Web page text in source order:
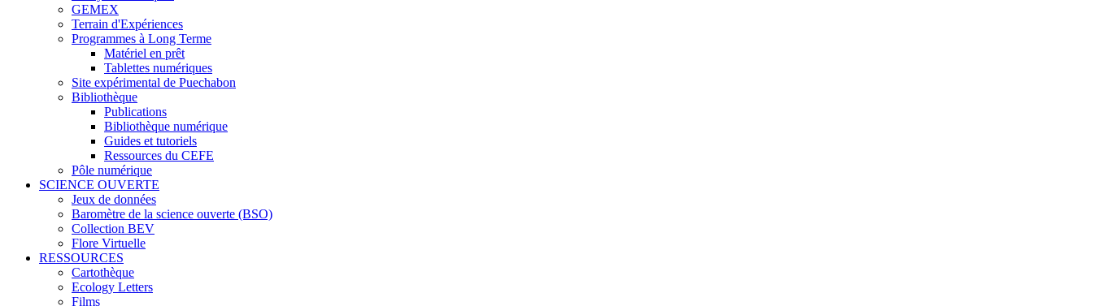
GEMEX
Terrain d'Expériences
Programmes à Long Terme
Matériel en prêt
Tablettes numériques
Site expérimental de Puechabon
Bibliothèque
Publications
Bibliothèque numérique
Guides et tutoriels
Ressources du CEFE
Pôle numérique
SCIENCE OUVERTE
Jeux de données
Baromètre de la science ouverte (BSO)
Collection BEV
Flore Virtuelle
RESSOURCES
Cartothèque
Ecology Letters
Films